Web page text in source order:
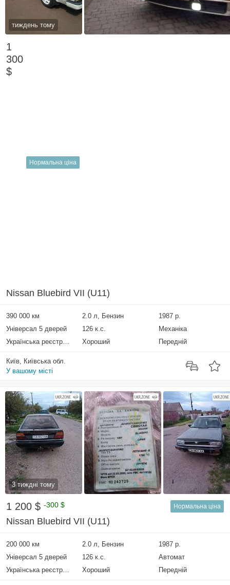
тиждень тому
1
300
$
Нормальна ціна
Nissan Bluebird VII (U11)
390 000 км 2.0 л, Бензин
1987 р.
Універсал 5 дверей
126 к.с.
Механіка
Українська реєстрація
Хороший Передній
Київ, Київська обл.
У вашому місті
3 тиждні тому
1 200 $ -300 $ Нормальна ціна
Nissan Bluebird VII (U11)
200 000 км 2.0 л, Бензин
1987 р.
Універсал 5 дверей
126 к.с.
Автомат
Українська реєстрація
Хороший Передній